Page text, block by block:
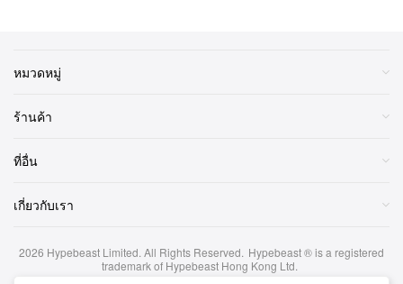
กันมานาน และดันทั้งรุ่นให้ยิ่งพิเศษขึ้นไปอีกระดับ.
แม้ภาพอย่างเป็นทางการจาก Nike จะยังไม่ถูกปล่อยออก
มา แต่คู่ตัวอย่างที่โผล่ให้เห็นในต่างประเทศก็ยืนยันแล้วว่า
โครงสร้าง Big Bubble เวอร์ชันขยายเต็มรูปแบบ.
หมวดหมู่
ร้านค้า
ที่อื่น
เกี่ยวกับเรา
2026 Hypebeast Limited. All Rights Reserved. Hypebeast ® is a registered
trademark of Hypebeast Hong Kong Ltd.